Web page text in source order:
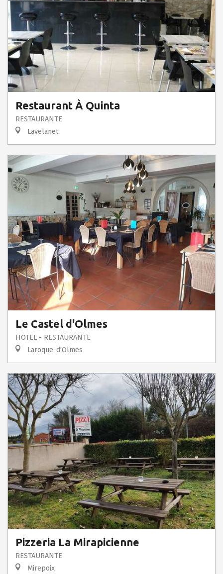
Restaurant À Quinta
RESTAURANTE
Lavelanet
Le Castel d'Olmes
HOTEL - RESTAURANTE
Laroque-d'Olmes
Pizzeria La Mirapicienne
RESTAURANTE
Mirepoix